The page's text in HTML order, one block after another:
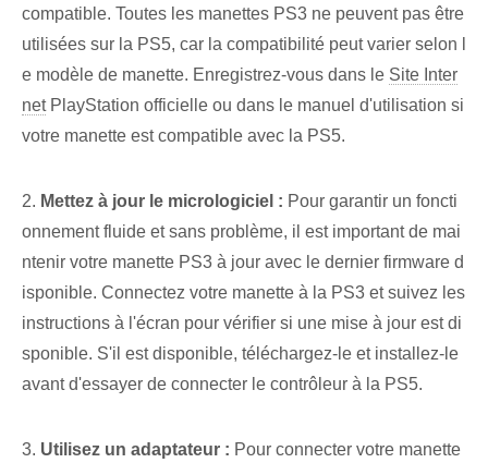
compatible. Toutes les manettes PS3 ne peuvent pas être
utilisées sur la PS5, car la compatibilité peut varier selon l
e modèle de manette. Enregistrez-vous dans le Site Inter
netPlayStation officielle ou dans le manuel d'utilisation si
votre manette est compatible avec la PS5.
2. Mettez à jour le micrologiciel : Pour garantir un foncti
onnement fluide et sans problème, il est important de mai
ntenir votre manette PS3 à jour avec le dernier firmware d
isponible. Connectez votre manette à la PS3 et suivez les
instructions à l'écran pour vérifier si une mise à jour est di
sponible. S'il est disponible, téléchargez-le et installez-le
avant d'essayer de connecter le contrôleur à la PS5.
3. Utilisez un adaptateur : Pour connecter votre manette